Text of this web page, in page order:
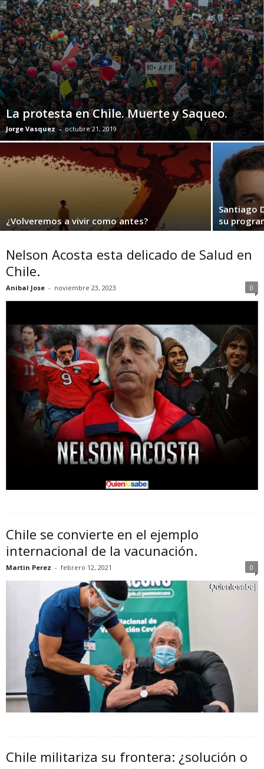
La protesta en Chile. Muerte y Saqueo.
Jorge Vasquez - octubre 21, 2019
¿Volveremos a vivir como antes?
Santiago
su
Nelson Acosta esta delicado de Salud en
Chile.
Anibal Jose - noviembre 23, 2023 0
Chile se convierte en el ejemplo
internacional de la vacunación.
Martin Perez - febrero 12, 2021 0
Chile militariza su frontera: ¿solución o